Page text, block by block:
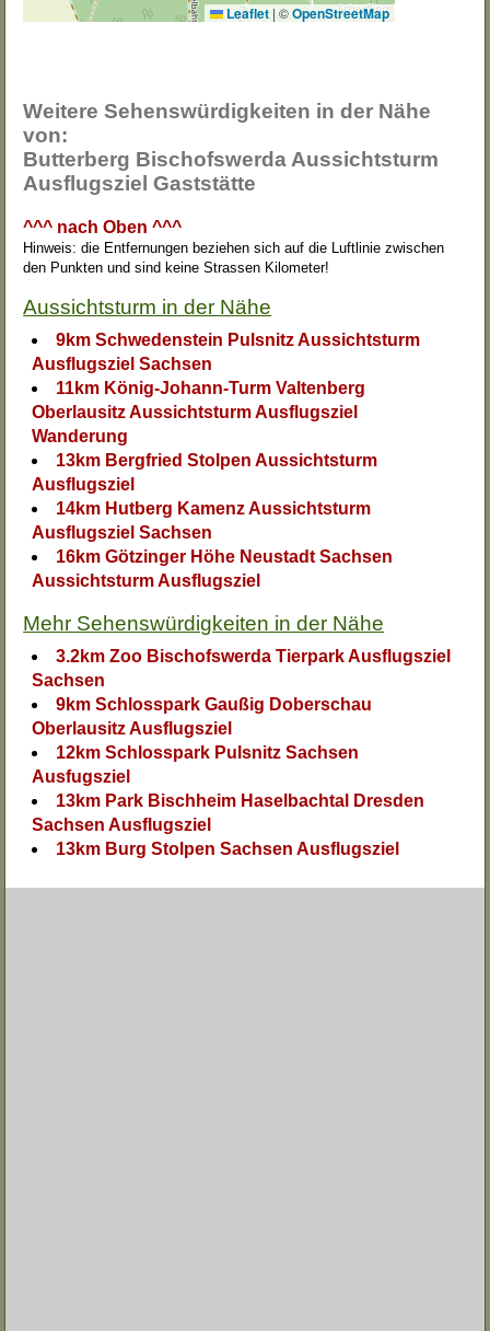
Leaflet | ©OpenStreetMap
Weitere Sehenswürdigkeiten in der Nähe
von:
Butterberg Bischofswerda Aussichtsturm
Ausflugsziel Gaststätte
^^^ nach Oben ^^^
Hinweis: die Entfernungen beziehen sich auf die Luftlinie zwischen
den Punkten und sind keine Strassen Kilometer!
Aussichtsturm in der Nähe
9km Schwedenstein Pulsnitz Aussichtsturm
Ausflugsziel Sachsen
11km König-Johann-Turm Valtenberg
Oberlausitz Aussichtsturm Ausflugsziel
Wanderung
13km Bergfried Stolpen Aussichtsturm
Ausflugsziel
14km Hutberg Kamenz Aussichtsturm
Ausflugsziel Sachsen
16km Götzinger Höhe Neustadt Sachsen
Aussichtsturm Ausflugsziel
Mehr Sehenswürdigkeiten in der Nähe
3.2km Zoo Bischofswerda Tierpark Ausflugsziel
Sachsen
9km Schlosspark Gaußig Doberschau
Oberlausitz Ausflugsziel
12km Schlosspark Pulsnitz Sachsen
Ausfugsziel
13km Park Bischheim Haselbachtal Dresden
Sachsen Ausflugsziel
13km Burg Stolpen Sachsen Ausflugsziel